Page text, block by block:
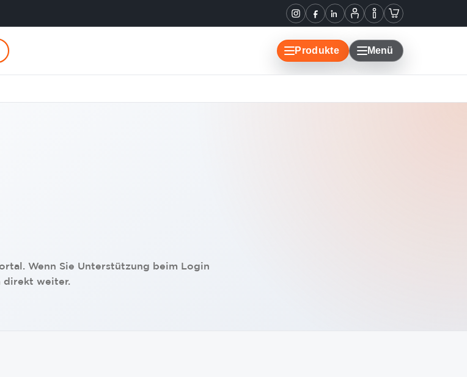
Mein
Konto
Informationen
Warenkorb
InstagramFacebook
LinkedIn
Produkte Menü
Wenn Sie Unterstützung beim Login
direkt weiter.